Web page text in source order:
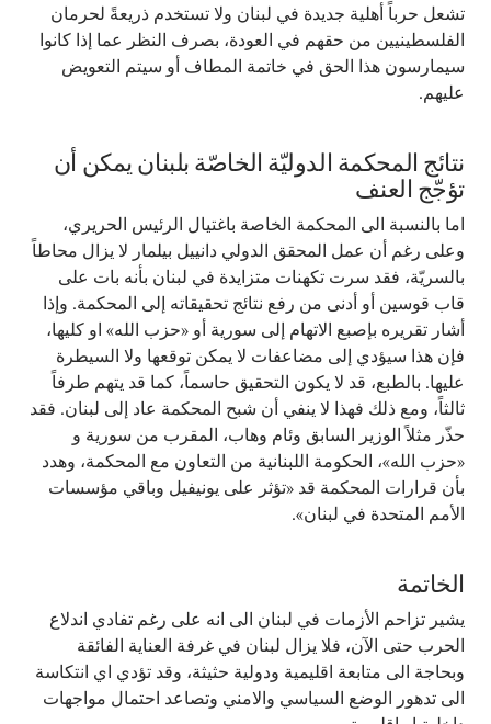
تشعل حرباً أهلية جديدة في لبنان ولا تستخدم ذريعةً لحرمان
الفلسطينيين من حقهم في العودة، بصرف النظر عما إذا كانوا
سيمارسون هذا الحق في خاتمة المطاف أو سيتم التعويض
عليهم.
نتائج المحكمة الدوليّة الخاصّة بلبنان يمكن أن
تؤجّج العنف
اما بالنسبة الى المحكمة الخاصة باغتيال الرئيس الحريري،
وعلى رغم أن عمل المحقق الدولي دانييل بيلمار لا يزال محاطاً
بالسريّة، فقد سرت تكهنات متزايدة في لبنان بأنه بات على
قاب قوسين أو أدنى من رفع نتائج تحقيقاته إلى المحكمة. وإذا
أشار تقريره بإصبع الاتهام إلى سورية أو «حزب الله» او كليها،
فإن هذا سيؤدي إلى مضاعفات لا يمكن توقعها ولا السيطرة
عليها. بالطبع، قد لا يكون التحقيق حاسماً، كما قد يتهم طرفاً
ثالثاً، ومع ذلك فهذا لا ينفي أن شبح المحكمة عاد إلى لبنان. فقد
حذّر مثلاً الوزير السابق وئام وهاب، المقرب من سورية و
«حزب الله»، الحكومة اللبنانية من التعاون مع المحكمة، وهدد
بأن قرارات المحكمة قد «تؤثر على يونيفيل وباقي مؤسسات
الأمم المتحدة في لبنان».
الخاتمة
يشير تزاحم الأزمات في لبنان الى انه على رغم تفادي اندلاع
الحرب حتى الآن، فلا يزال لبنان في غرفة العناية الفائقة
وبحاجة الى متابعة اقليمية ودولية حثيثة، وقد تؤدي اي انتكاسة
الى تدهور الوضع السياسي والامني وتصاعد احتمال مواجهات